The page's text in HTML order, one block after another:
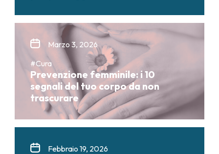
Marzo 3, 2026
#Cura
Prevenzione femminile: i 10
segnali del tuo corpo da non
trascurare
Febbraio 19, 2026